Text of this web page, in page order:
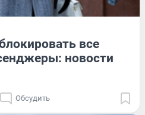
все
новости
Обсудить